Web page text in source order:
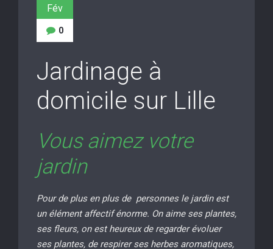
Fév
0
Jardinage à
domicile sur Lille
Vous aimez votre
jardin
Pour de plus en plus de personnes le jardin est
un élément affectif énorme. On aime ses plantes,
ses fleurs, on est heureux de regarder évoluer
ses plantes, de respirer ses herbes aromatiques,